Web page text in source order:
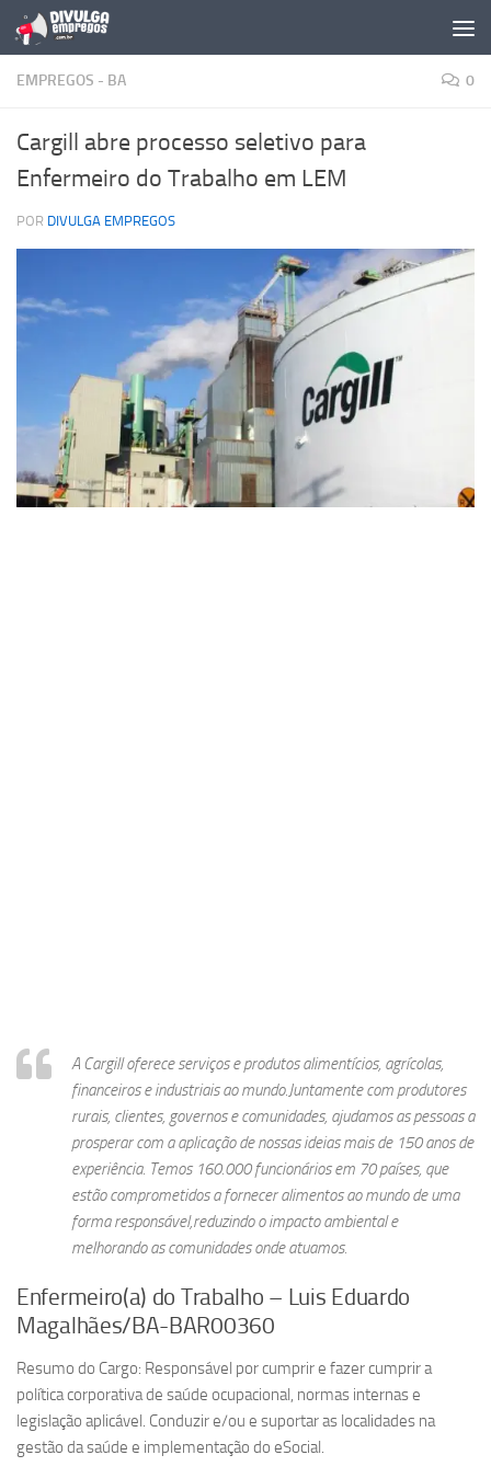
Skip to content
EMPREGOS - BA 0
Cargill abre processo seletivo para
Enfermeiro do Trabalho em LEM
POR DIVULGA EMPREGOS
A Cargill oferece serviços e produtos alimentícios, agrícolas,
financeiros e industriais ao mundo.Juntamente com produtores
rurais, clientes, governos e comunidades, ajudamos as pessoas a
prosperar com a aplicação de nossas ideias mais de 150 anos de
experiência. Temos 160.000 funcionários em 70 países, que
estão comprometidos a fornecer alimentos ao mundo de uma
forma responsável,reduzindo o impacto ambiental e
melhorando as comunidades onde atuamos.
Enfermeiro(a) do Trabalho – Luis Eduardo
Magalhães/BA-BAR00360
Resumo do Cargo: Responsável por cumprir e fazer cumprir a
política corporativa de saúde ocupacional, normas internas e
legislação aplicável. Conduzir e/ou e suportar as localidades na
gestão da saúde e implementação do eSocial.